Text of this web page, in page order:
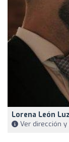
Lorena León
Ver dirección